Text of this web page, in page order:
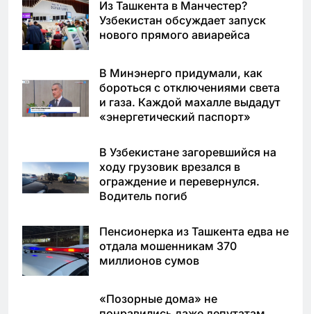
Из Ташкента в Манчестер?
Узбекистан обсуждает запуск
нового прямого авиарейса
В Минэнерго придумали, как
бороться с отключениями света
и газа. Каждой махалле выдадут
«энергетический паспорт»
В Узбекистане загоревшийся на
ходу грузовик врезался в
ограждение и перевернулся.
Водитель погиб
Пенсионерка из Ташкента едва не
отдала мошенникам 370
миллионов сумов
«Позорные дома» не